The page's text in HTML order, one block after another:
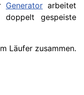
Generator arbeitet
gespeiste
Läufer zusammen.